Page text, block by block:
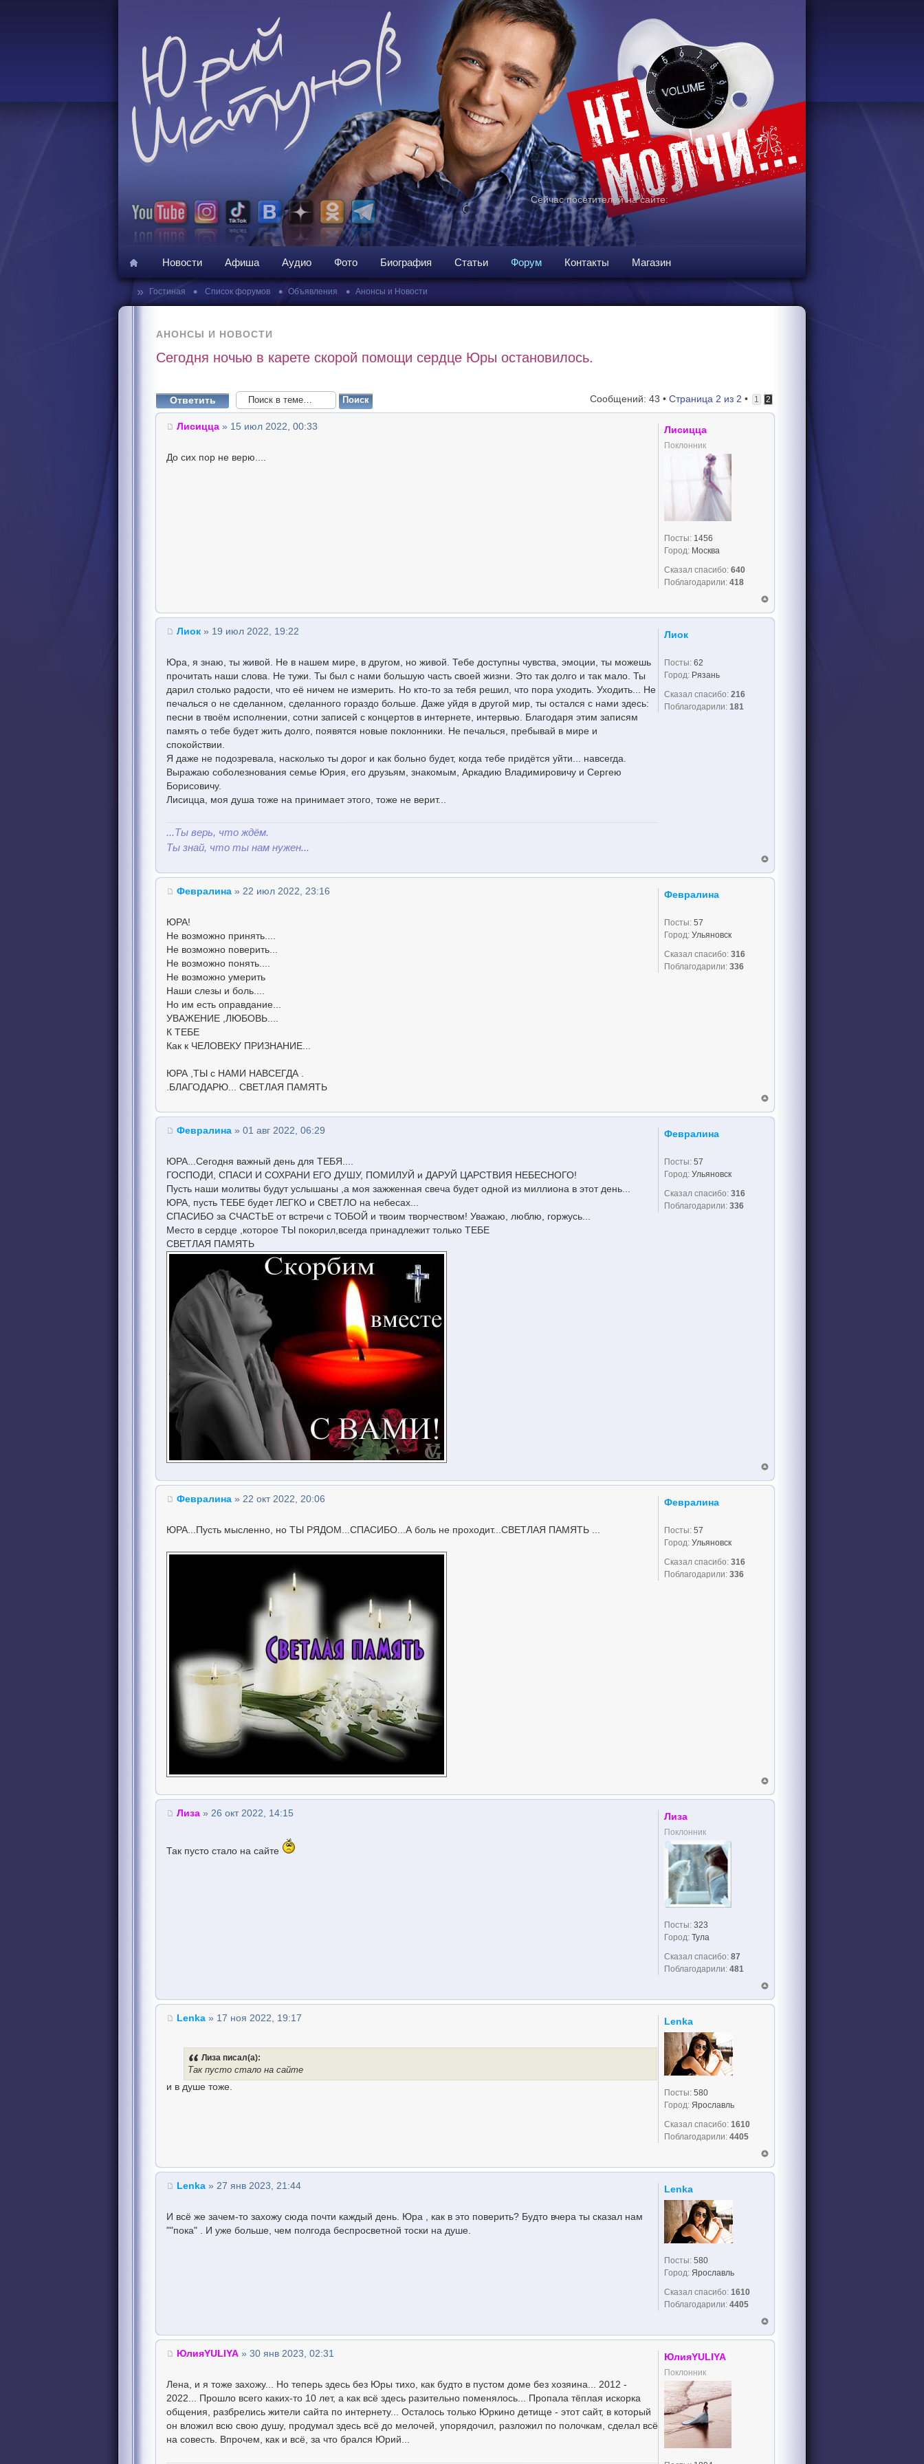
Сейчас посетителей на сайте:
Новости Афиша Аудио Фото Биография Статьи Форум Контакты Магазин
» Гостиная • Список форумов • Объявления • Анонсы и Новости
АНОНСЫ И НОВОСТИ
Сегодня ночью в карете скорой помощи сердце Юры остановилось.
Ответить Сообщений: 43 • Страница 2 из 2 • 1 2
Лисицца » 15 июл 2022, 00:33
До сих пор не верю....
Лисицца
Поклонник
Посты: 1456
Город: Москва
Сказал спасибо: 640
Поблагодарили: 418
Лиок » 19 июл 2022, 19:22
Юра, я знаю, ты живой. Не в нашем мире, в другом, но живой. Тебе доступны чувства, эмоции, ты можешь
прочитать наши слова. Не тужи. Ты был с нами большую часть своей жизни. Это так долго и так мало. Ты
дарил столько радости, что её ничем не измерить. Но кто-то за тебя решил, что пора уходить. Уходить... Не
печалься о не сделанном, сделанного гораздо больше. Даже уйдя в другой мир, ты остался с нами здесь:
песни в твоём исполнении, сотни записей с концертов в интернете, интервью. Благодаря этим записям
память о тебе будет жить долго, появятся новые поклонники. Не печалься, пребывай в мире и
спокойствии.
Я даже не подозревала, насколько ты дорог и как больно будет, когда тебе придётся уйти... навсегда.
Выражаю соболезнования семье Юрия, его друзьям, знакомым, Аркадию Владимировичу и Сергею
Борисовичу.
Лисицца, моя душа тоже на принимает этого, тоже не верит...
...Ты верь, что ждём.
Ты знай, что ты нам нужен...
Лиок
Посты: 62
Город: Рязань
Сказал спасибо: 216
Поблагодарили: 181
Февралина » 22 июл 2022, 23:16
ЮРА!
Не возможно принять....
Не возможно поверить...
Не возможно понять....
Не возможно умерить
Наши слезы и боль....
Но им есть оправдание...
УВАЖЕНИЕ ,ЛЮБОВЬ....
К ТЕБЕ
Как к ЧЕЛОВЕКУ ПРИЗНАНИЕ...
ЮРА ,ТЫ с НАМИ НАВСЕГДА .
.БЛАГОДАРЮ... СВЕТЛАЯ ПАМЯТЬ
Февралина
Посты: 57
Город: Ульяновск
Сказал спасибо: 316
Поблагодарили: 336
Февралина » 01 авг 2022, 06:29
ЮРА...Сегодня важный день для ТЕБЯ....
ГОСПОДИ, СПАСИ И СОХРАНИ ЕГО ДУШУ, ПОМИЛУЙ и ДАРУЙ ЦАРСТВИЯ НЕБЕСНОГО!
Пусть наши молитвы будут услышаны ,а моя зажженная свеча будет одной из миллиона в этот день...
ЮРА, пусть ТЕБЕ будет ЛЕГКО и СВЕТЛО на небесах...
СПАСИБО за СЧАСТЬЕ от встречи с ТОБОЙ и твоим творчеством! Уважаю, люблю, горжусь...
Место в сердце ,которое ТЫ покорил,всегда принадлежит только ТЕБЕ
СВЕТЛАЯ ПАМЯТЬ
Февралина
Посты: 57
Город: Ульяновск
Сказал спасибо: 316
Поблагодарили: 336
Февралина » 22 окт 2022, 20:06
ЮРА...Пусть мысленно, но ТЫ РЯДОМ...СПАСИБО...А боль не проходит...СВЕТЛАЯ ПАМЯТЬ ...
Февралина
Посты: 57
Город: Ульяновск
Сказал спасибо: 316
Поблагодарили: 336
Лиза » 26 окт 2022, 14:15
Так пусто стало на сайте
Лиза
Поклонник
Посты: 323
Город: Тула
Сказал спасибо: 87
Поблагодарили: 481
Lenka » 17 ноя 2022, 19:17
Лиза писал(а):
Так пусто стало на сайте
и в душе тоже.
Lenka
Посты: 580
Город: Ярославль
Сказал спасибо: 1610
Поблагодарили: 4405
Lenka » 27 янв 2023, 21:44
И всё же зачем-то захожу сюда почти каждый день. Юра , как в это поверить? Будто вчера ты сказал нам
""пока" . И уже больше, чем полгода беспросветной тоски на душе.
Lenka
Посты: 580
Город: Ярославль
Сказал спасибо: 1610
Поблагодарили: 4405
ЮлияYULIYA » 30 янв 2023, 02:31
Лена, и я тоже захожу... Но теперь здесь без Юры тихо, как будто в пустом доме без хозяина... 2012 -
2022... Прошло всего каких-то 10 лет, а как всё здесь разительно поменялось... Пропала тёплая искорка
общения, разбрелись жители сайта по интернету... Осталось только Юркино детище - этот сайт, в который
он вложил всю свою душу, продумал здесь всё до мелочей, упорядочил, разложил по полочкам, сделал всё
на совесть. Впрочем, как и всё, за что брался Юрий...
ЮлияYULIYA
Поклонник